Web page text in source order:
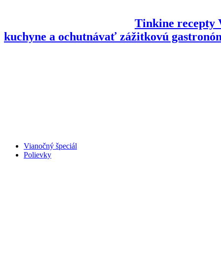
Tinkine recepty
kuchyne a ochutnávať zážitkovú
Vianočný špeciál
Polievky